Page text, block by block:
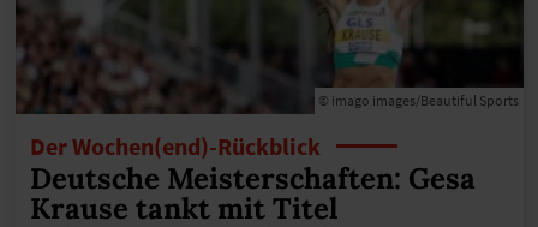
© imago images/Beautiful Sports
Der Wochen(end)-Rückblick
Deutsche Meisterschaften: Gesa
Krause tankt mit Titel